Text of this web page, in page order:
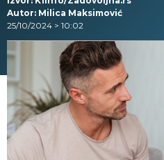
Autor: Milica Maksimović
25/10/2024 > 10:02